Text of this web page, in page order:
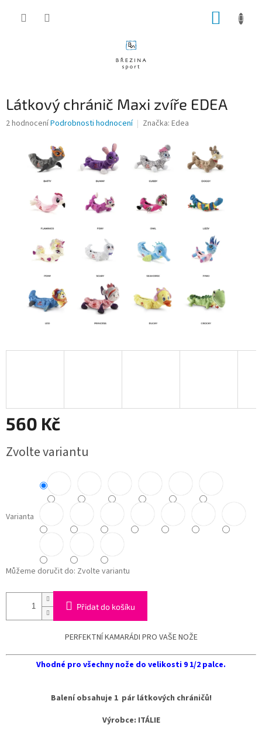
Látkový chránič Maxi zvíře EDEA
Průměrné
hvězdiček.
2 hodnoceníPodrobnosti hodnocení Značka: Edea
560 Kč
cena:
Zvolte variantu
Varianta
Můžeme doručit do: Zvolte variantu
Přidat do košíku
PERFEKTNÍ KAMARÁDI PRO VAŠE NOŽE
Vhodné pro všechny nože do velikosti 9 1/2 palce.
Balení obsahuje 1 pár látkových chráničů!
Výrobce: ITÁLIE